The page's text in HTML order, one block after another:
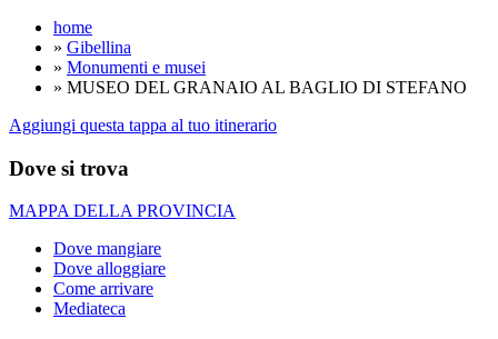
home
» Gibellina
» Monumenti e musei
» MUSEO DEL GRANAIO AL BAGLIO DI STEFANO
Aggiungi questa tappa al tuo itinerario
Dove si trova
MAPPA DELLA PROVINCIA
Dove mangiare
Dove alloggiare
Come arrivare
Mediateca